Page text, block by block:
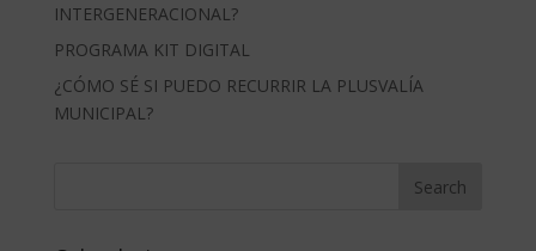
INTERGENERACIONAL?
PROGRAMA KIT DIGITAL
¿CÓMO SÉ SI PUEDO RECURRIR LA PLUSVALÍA
MUNICIPAL?